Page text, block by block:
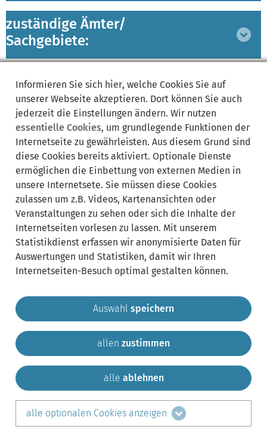
zuständige Ämter/
Sachgebiete:
Bereich
ausklappen
Lebenslagen:
Synonyme:
Laienmusikensemble musikalische Auslandsreise
Gemeinde Krailling Impressum
Sitemap
Kontakt
teilen auf:
LinkedIn
Informieren Sie sich hier, welche Cookies Sie auf
unserer Webseite akzeptieren. Dort können Sie auch
jederzeit die Einstellungen ändern. Wir nutzen
essentielle Cookies, um grundlegende Funktionen der
Internetseite zu gewährleisten. Aus diesem Grund sind
diese Cookies bereits aktiviert. Optionale Dienste
ermöglichen die Einbettung von externen Medien in
unsere Internetsete. Sie müssen diese Cookies
zulassen um z.B. Videos, Kartenansichten oder
Veranstaltungen zu sehen oder sich die Inhalte der
Internetseiten vorlesen zu lassen. Mit unserem
Statistikdienst erfassen wir anonymisierte Daten für
Auswertungen und Statistiken, damit wir Ihren
Internetseiten-Besuch optimal gestalten können.
Auswahl speichern
allen zustimmen
alle ablehnen
alle optionalen Cookies anzeigen